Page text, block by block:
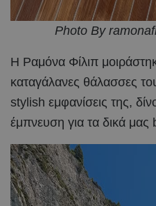
Photo By
Η Ραμόνα Φίλιπ
καταγάλανες θάλασσες
stylish εμφανίσεις της,
έμπνευση για τα δικά